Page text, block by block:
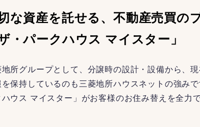
な資産を託せる、不動産売買の
ザ・パークハウス マイスター」
地所グループとして、分譲時の設計・設備から、
を保持しているのも三菱地所ハウスネットの強み
ハウス マイスター」がお客様のお住み替えを全力